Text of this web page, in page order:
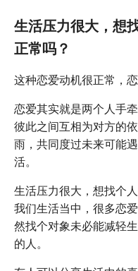
生活压力很大，想
正常吗？
这种恋爱动机很正常，
恋爱其实就是两个人手
彼此之间互相为对方的
雨，共同度过未来可能
活。
生活压力很大，想找个
我们生活当中，很多恋
然找个对象未必能减轻
的人。